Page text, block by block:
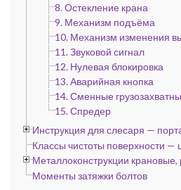
8. Остекление крана
9. Механизм подъёма
10. Механизм изменения
11. Звуковой сигнал
12. Нулевая блокировка
13. Аварийная кнопка
14. Сменные
15. Спредер
Инструкция для слесаря — портальный кран
Классы чистоты поверхности —
Металлоконструкции крановые,
Моменты затяжки болтов